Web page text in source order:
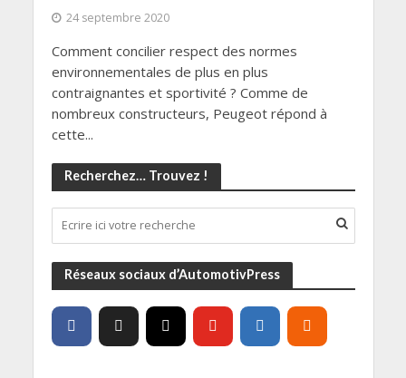
24 septembre 2020
Comment concilier respect des normes
environnementales de plus en plus
contraignantes et sportivité ? Comme de
nombreux constructeurs, Peugeot répond à
cette...
Recherchez… Trouvez !
Réseaux sociaux d’AutomotivPress